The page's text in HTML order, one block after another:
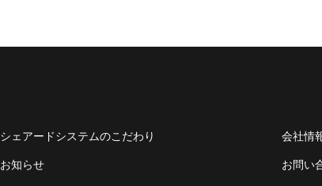
シェアードシステムのこだわり 会社情
お知らせ お問い